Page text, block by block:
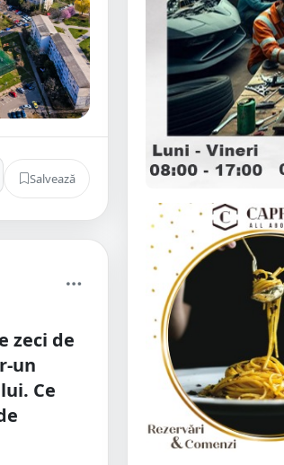
Salvează
zeci de
un
Ce